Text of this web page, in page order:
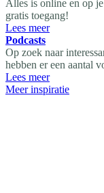
Alles is online en op
gratis toegang!
Lees meer
Podcasts
Op zoek naar
hebben er een aantal
Lees meer
Meer inspiratie